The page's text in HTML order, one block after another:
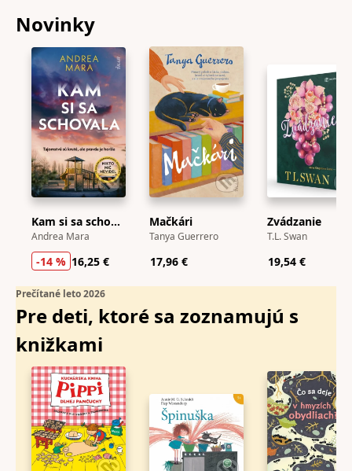
Novinky
Kam si sa schovala
Andrea Mara
-14 % 16,25 €
Mačkári
Tanya Guerrero
17,96 €
Zvádzanie
T.L. Swan
19,54 €
Prečítané leto 2026
Pre deti, ktoré sa zoznamujú s
knižkami